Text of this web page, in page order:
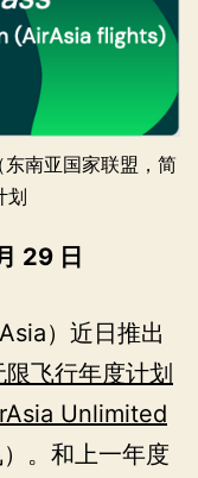
南亚国家联盟，简
划
29 日
）近日推出
飞行年度计划
Unlimited
）。和上一年度